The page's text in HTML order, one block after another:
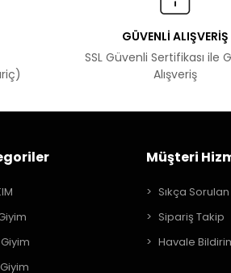
GÜVENLİ ALIŞVERİŞ
SSL Güvenli Sertifikası ile
Alışveriş
Giyim
Müşteri
Sıkça
Sipariş Takip
Havale